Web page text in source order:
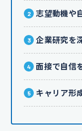
志望動機や
企業研究を
面接で自信
キャリア形